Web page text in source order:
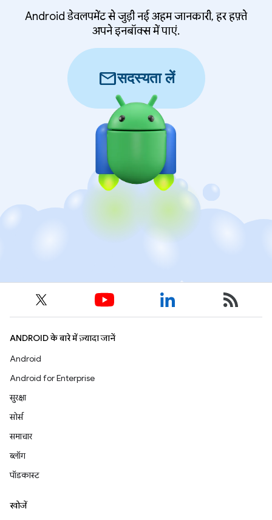
Android डेवलपमेंट से जुड़ी नई अहम जानकारी, हर हफ़्ते
अपने इनबॉक्स में पाएं.
mailसदस्यता लें
ANDROID के बारे में ज़्यादा जानें
Android
Android for Enterprise
सुरक्षा
सोर्स
समाचार
ब्लॉग
पॉडकास्ट
खोजें